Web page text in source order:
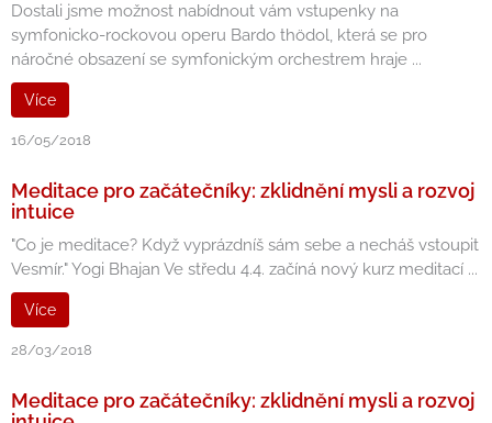
Dostali jsme možnost nabídnout vám vstupenky na
symfonicko-rockovou operu Bardo thödol, která se pro
náročné obsazení se symfonickým orchestrem hraje ...
Více
16/05/2018
Meditace pro začátečníky: zklidnění mysli a rozvoj
intuice
"Co je meditace? Když vyprázdníš sám sebe a necháš vstoupit
Vesmír." Yogi Bhajan Ve středu 4.4. začíná nový kurz meditací ...
Více
28/03/2018
Meditace pro začátečníky: zklidnění mysli a rozvoj